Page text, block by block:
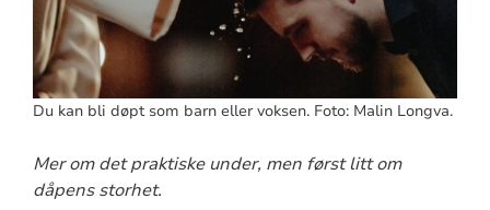
Du kan bli døpt som barn eller voksen. Foto: Malin Longva.
Mer om det praktiske under, men først litt om
dåpens storhet.